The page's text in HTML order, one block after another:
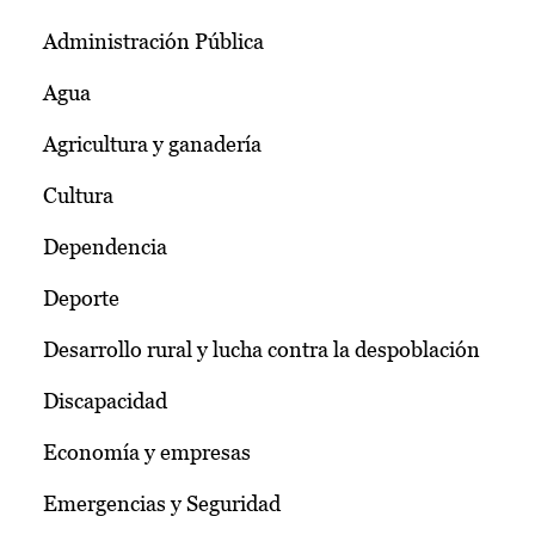
Administración Pública
Agua
Agricultura y ganadería
Cultura
Dependencia
Deporte
Desarrollo rural y lucha contra la despoblación
Discapacidad
Economía y empresas
Emergencias y Seguridad